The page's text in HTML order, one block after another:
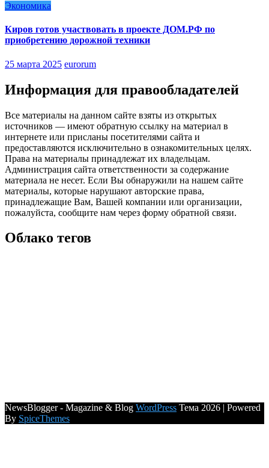
Экономика
Киров готов участвовать в проекте ДОМ.РФ по
приобретению дорожной техники
25 марта 2025 eurorum
Информация для правообладателей
Все материалы на данном сайте взяты из открытых
источников — имеют обратную ссылку на материал в
интернете или присланы посетителями сайта и
предоставляются исключительно в ознакомительных целях.
Права на материалы принадлежат их владельцам.
Администрация сайта ответственности за содержание
материала не несет. Если Вы обнаружили на нашем сайте
материалы, которые нарушают авторские права,
принадлежащие Вам, Вашей компании или организации,
пожалуйста, сообщите нам через форму обратной связи.
Облако тегов
NewsBlogger - Magazine & Blog WordPress Тема 2026 | Powered
By SpiceThemes